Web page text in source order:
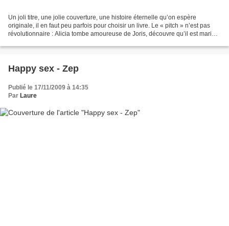
Un joli titre, une jolie couverture, une histoire éternelle qu’on espère
originale, il en faut peu parfois pour choisir un livre. Le « pitch » n’est pas
révolutionnaire : Alicia tombe amoureuse de Joris, découvre qu’il est marié,
Happy sex - Zep
Publié le 17/11/2009 à 14:35
Par Laure